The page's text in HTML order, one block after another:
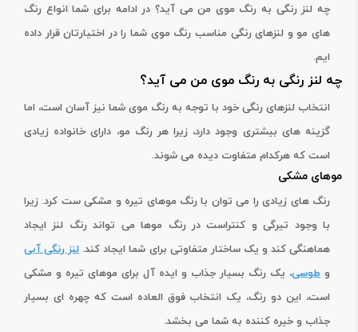
چه لنز رنگی به رنگ موی من می آید؟ در ادامه برای شما انواع رنگ
های مو و لنزهای رنگی مناسب رنگ موی شما را در اختیارتان قرار داده
ایم.
چه لنز رنگی به رنگ موی من می آید؟
انتخاب لنزهای رنگی خود با توجه به رنگ موی شما نیز آسان است، اما
گزینه های بیشتری وجود دارد، زیرا هر رنگ مو، دارای خانواده زیادی
است که هرکدام متفاوت دیده می شوند.
موهای مشکی
رنگ های زیادی را می توان با رنگ موهای تیره و مشکی ست کرد. زیرا
با وجود تیرگی و کنتراست در رنگ موها می تواند رنگ لنز ایجاد
هماهنگی کند و یک ساختار متفاوتی برای شما ایجاد کند.لنز رنگی آبی
و طوسی، یک رنگ بسیار جذاب و ایده آل برای موهای تیره و مشکی
است، این دو رنگ، یک انتخاب فوق العاده است که چهره ای بسیار
جذاب و خیره کننده به شما می بخشد.